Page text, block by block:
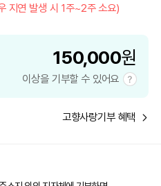
지연 발생 시 1주~2주 소요)
150,000원
이상을 기부할 수 있어요
고향사랑기부 혜택